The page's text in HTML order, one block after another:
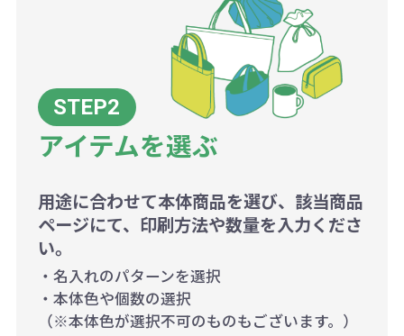
アイテムを選ぶ
用途に合わせて本体商品を選び、該当商品
ページにて、印刷方法や数量を入力くださ
い。
・名入れのパターンを選択
・本体色や個数の選択
（※本体色が選択不可のものもございます。）